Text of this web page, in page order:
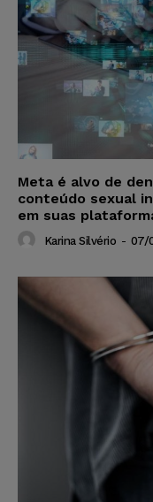
Meta é alvo de
conteúdo sexual
em suas
Karina Silvério - 07/